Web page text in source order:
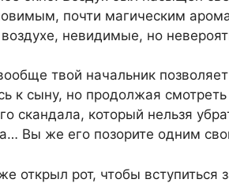
почти магическим
невидимые, но
твой начальник
к сыну, но продолжая
скандала, который нельзя
Вы же его позорите одним
открыл рот, чтобы вступиться